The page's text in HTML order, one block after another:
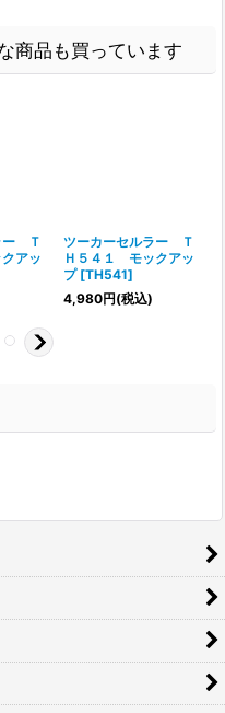
商品も買っています
ー Ｔ
アッ
ツーカーセルラー Ｔ
Ｈ５４１ モックアッ
プ [TH541]
4,980円(税込)